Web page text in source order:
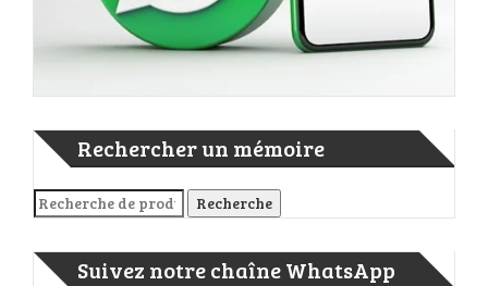
Rechercher un mémoire
Recherche pour : Recherche
Suivez notre chaîne WhatsApp